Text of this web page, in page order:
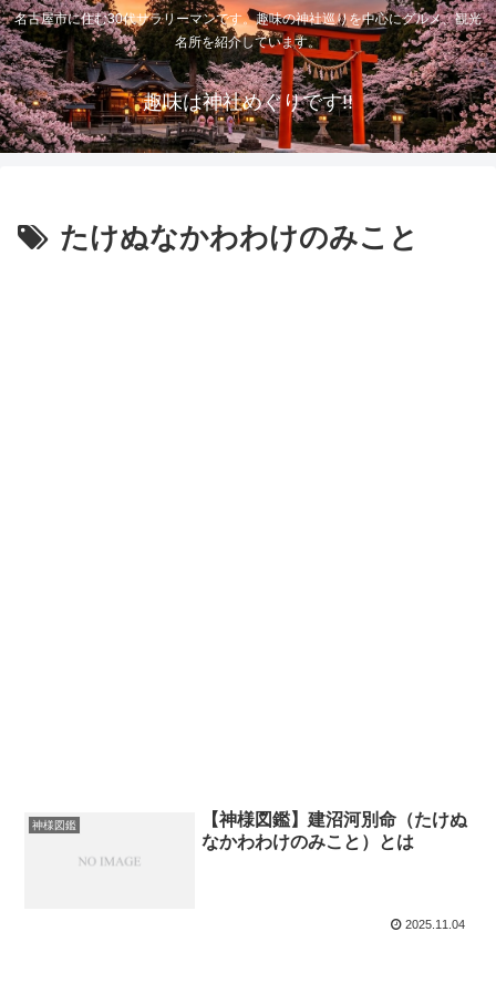
名古屋市に住む30代サラリーマンです。趣味の神社巡りを中心にグルメ、観光
名所を紹介しています。
趣味は神社めぐりです!!
たけぬなかわわけのみこと
神様図鑑
【神様図鑑】建沼河別命（たけぬ
なかわわけのみこと）とは
2025.11.04